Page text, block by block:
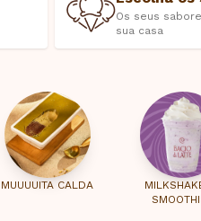
Os seus
sua casa
MUUUUITA CALDA